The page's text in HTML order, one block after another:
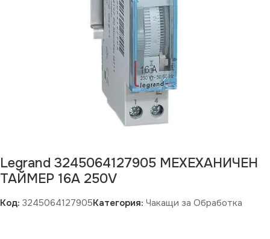
Legrand 3245064127905 МЕХЕХАНИЧЕН
ТАЙМЕР 16А 250V
Код: 3245064127905Категория: Чакащи за Обработка